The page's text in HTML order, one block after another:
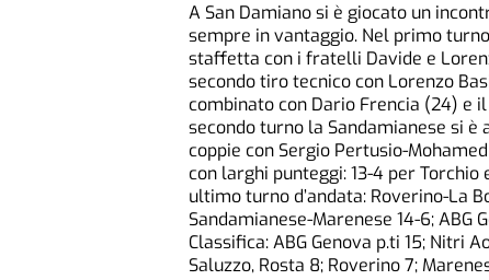
A San Damiano si è giocato un
sempre in vantaggio. Nel primo
staffetta con i fratelli Davide e
secondo tiro tecnico con Lorenzo
combinato con Dario Frencia (24) e
secondo turno la Sandamianese si è
coppie con Sergio Pertusio-
con larghi punteggi: 13-4 per
ultimo turno d’andata: Roverino-La
Sandamianese-Marenese 14-6; ABG
Classifica: ABG Genova p.ti 15; Nitri
Saluzzo, Rosta 8; Roverino 7;